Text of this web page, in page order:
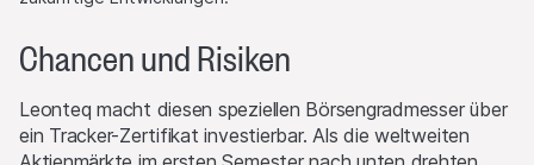
Chancen und Risiken
Leonteq macht diesen speziellen Börsengradmesser über
ein Tracker-Zertifikat investierbar. Als die weltweiten
Die Emittentinnen und/oder der Lead Manager und/oder von
diesen beauftragte Drittparteien können von Zeit zu Zeit, auf
eigene Rechnung oder auf Rechnung eines Dritten, Positionen
in Wertschriften, Währungen, Finanzinstrumenten oder
anderen Anlagen eingehen, welche den Produkten auf dieser